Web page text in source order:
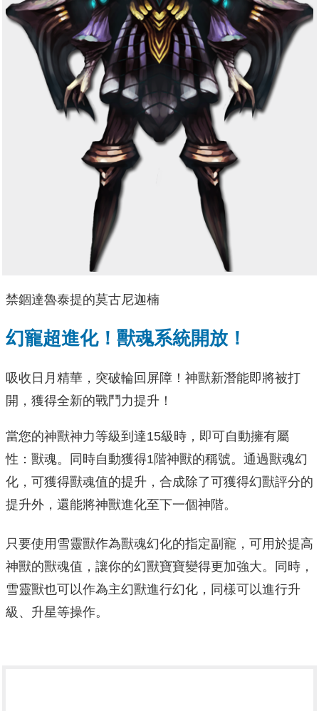
禁錮達魯泰提的莫古尼迦楠
幻寵超進化！獸魂系統開放！
吸收日月精華，突破輪回屏障！神獸新潛能即將被打
開，獲得全新的戰鬥力提升！
當您的神獸神力等級到達15級時，即可自動擁有屬
性：獸魂。同時自動獲得1階神獸的稱號。通過獸魂幻
化，可獲得獸魂值的提升，合成除了可獲得幻獸評分的
提升外，還能將神獸進化至下一個神階。
只要使用雪靈獸作為獸魂幻化的指定副寵，可用於提高
神獸的獸魂值，讓你的幻獸寶寶變得更加強大。同時，
雪靈獸也可以作為主幻獸進行幻化，同樣可以進行升
級、升星等操作。